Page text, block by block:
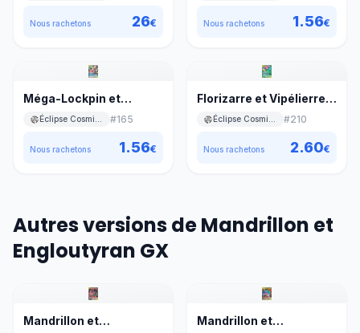
Nous rachetons 26€ Nous rachetons 1.56€
Méga-Lockpin et
Rondoudou GX
#165
Nous rachetons 1.56€
Florizarre et Vipélierre
GX
#210
Nous rachetons 2.60€
Autres versions de Mandrillon et
Engloutyran GX
Mandrillon et
Mandrillon et